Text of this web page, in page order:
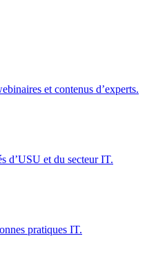
et contenus d’experts.
d’USU et du secteur IT.
pratiques IT.